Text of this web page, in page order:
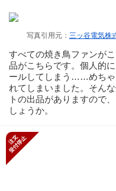
写真引用元： 三ッ谷電気株
すべての焼き鳥ファンが
品がこちらです。個人的
ールしてしまう……めちゃ
れてしまいました。そん
トの出品がありますので
しょうか。